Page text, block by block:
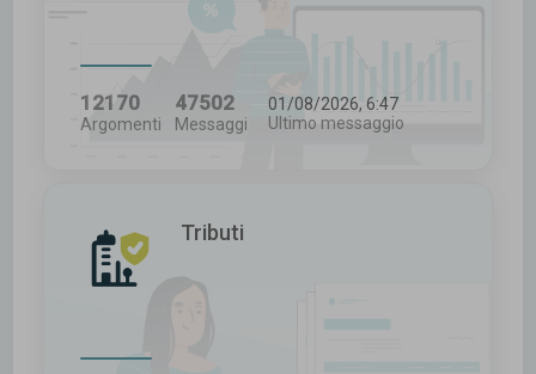
12170
Argomenti
47502
Messaggi
01/08/2026, 6:47
Ultimo messaggio
Tributi